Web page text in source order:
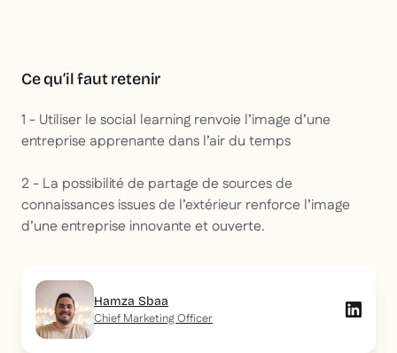
Ce qu’il faut retenir
1 - Utiliser le social learning renvoie l’image d’une
entreprise apprenante dans l’air du temps
2 - La possibilité de partage de sources de
connaissances issues de l’extérieur renforce l’image
d’une entreprise innovante et ouverte.
Hamza Sbaa
Chief Marketing Officer